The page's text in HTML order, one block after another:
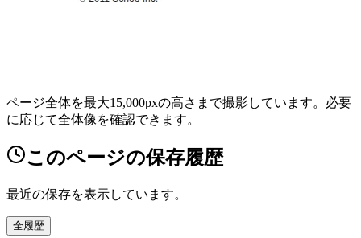
ページ全体を最大15,000pxの高さまで撮影しています。必要
に応じて全体像を確認できます。
このページの保存履歴
最近の保存を表示しています。
全履歴